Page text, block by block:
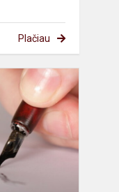
Plačiau
Atrask
rašto
paslaptį...